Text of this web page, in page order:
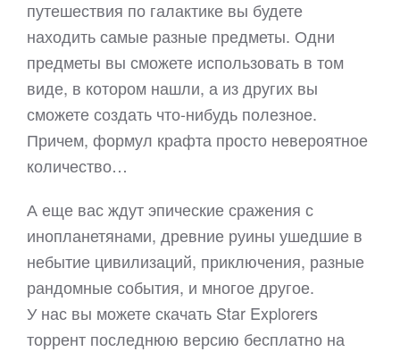
путешествия по галактике вы будете
находить самые разные предметы. Одни
предметы вы сможете использовать в том
виде, в котором нашли, а из других вы
сможете создать что-нибудь полезное.
Причем, формул крафта просто невероятное
количество…
А еще вас ждут эпические сражения с
инопланетянами, древние руины ушедшие в
небытие цивилизаций, приключения, разные
рандомные события, и многое другое.
У нас вы можете скачать Star Explorers
торрент последнюю версию бесплатно на